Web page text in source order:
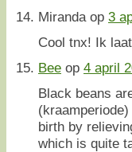
Miranda op 3
Cool tnx! Ik
Bee op 4 april
Black beans
birth by
which is quite